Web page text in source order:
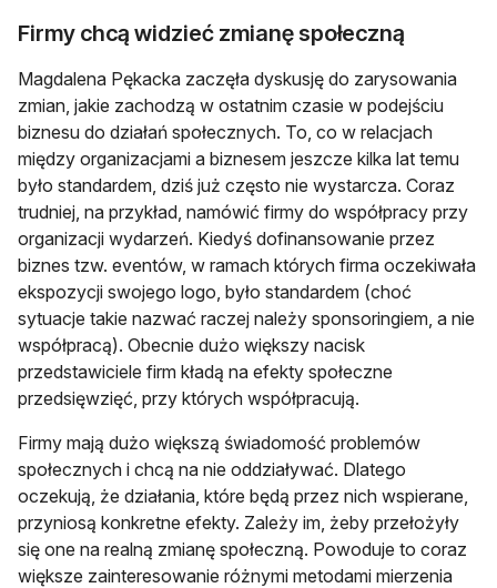
Firmy chcą widzieć zmianę społeczną
Magdalena Pękacka zaczęła dyskusję do zarysowania
zmian, jakie zachodzą w ostatnim czasie w podejściu
biznesu do działań społecznych. To, co w relacjach
między organizacjami a biznesem jeszcze kilka lat temu
było standardem, dziś już często nie wystarcza. Coraz
trudniej, na przykład, namówić firmy do współpracy przy
organizacji wydarzeń. Kiedyś dofinansowanie przez
biznes tzw. eventów, w ramach których firma oczekiwała
ekspozycji swojego logo, było standardem (choć
sytuacje takie nazwać raczej należy sponsoringiem, a nie
współpracą). Obecnie dużo większy nacisk
przedstawiciele firm kładą na efekty społeczne
przedsięwzięć, przy których współpracują.
Firmy mają dużo większą świadomość problemów
społecznych i chcą na nie oddziaływać. Dlatego
oczekują, że działania, które będą przez nich wspierane,
przyniosą konkretne efekty. Zależy im, żeby przełożyły
się one na realną zmianę społeczną. Powoduje to coraz
większe zainteresowanie różnymi metodami mierzenia